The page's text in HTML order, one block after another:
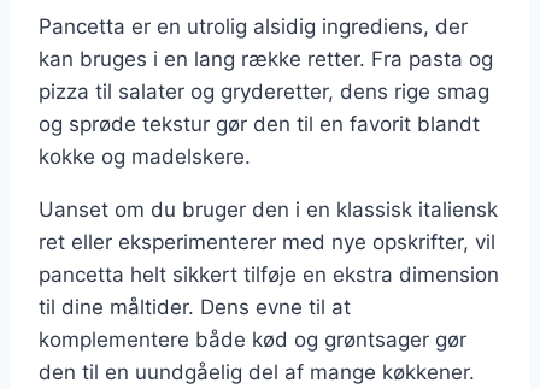
Pancetta er en utrolig alsidig ingrediens, der
kan bruges i en lang række retter. Fra pasta og
pizza til salater og gryderetter, dens rige smag
og sprøde tekstur gør den til en favorit blandt
kokke og madelskere.
Uanset om du bruger den i en klassisk italiensk
ret eller eksperimenterer med nye opskrifter, vil
pancetta helt sikkert tilføje en ekstra dimension
til dine måltider. Dens evne til at
komplementere både kød og grøntsager gør
den til en uundgåelig del af mange køkkener.